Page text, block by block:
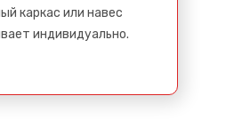
каркас или навес
индивидуально.